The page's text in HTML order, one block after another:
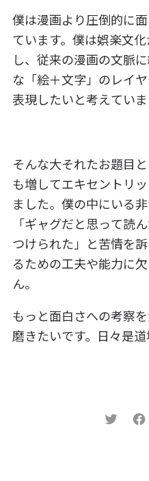
僕は漫画より圧倒的に
ています。僕は娯楽文
し、従来の漫画の文脈
な「絵＋文字」のレイ
表現したいと考えていま
そんな大それたお題目
も増してエキセントリ
ました。僕の中にいる
「ギャグだと思って読
つけられた」と苦情を
るための工夫や能力に
ん。
もっと面白さへの考察
磨きたいです。日々是道